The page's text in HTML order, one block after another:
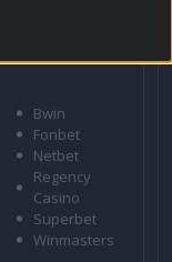
Bwin
Fonbet
Netbet
Regency
Casino
Superbet
Winmasters